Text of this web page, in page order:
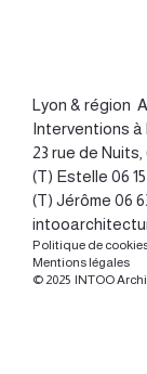
Lyon & région
Interventions à
23 rue de
(T) Estelle 06
(T) Jérôme 06
Politique de
Mentions légales
© 2025 INTOO